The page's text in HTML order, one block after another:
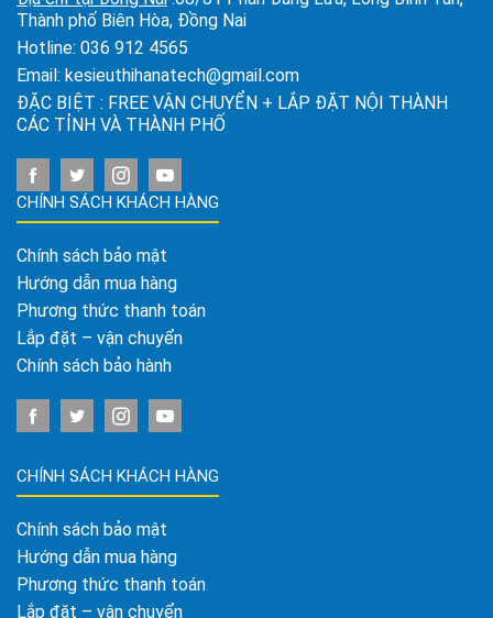
Thành phố Biên Hòa, Đồng Nai
Hotline: 036 912 4565
Email: kesieuthihanatech@gmail.com
ĐẶC BIỆT : FREE VẬN CHUYỂN + LẮP ĐẶT NỘI THÀNH
CÁC TỈNH VÀ THÀNH PHỐ
CHÍNH SÁCH KHÁCH HÀNG
Chính sách bảo mật
Hướng dẫn mua hàng
Phương thức thanh toán
Lắp đặt – vận chuyển
Chính sách bảo hành
CHÍNH SÁCH KHÁCH HÀNG
Chính sách bảo mật
Hướng dẫn mua hàng
Phương thức thanh toán
Lắp đặt – vận chuyển